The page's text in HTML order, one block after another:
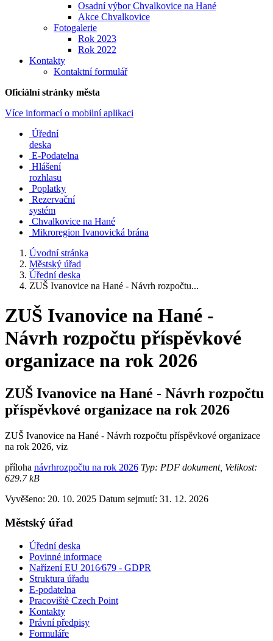
Osadní výbor Chvalkovice na Hané
Akce Chvalkovice
Fotogalerie
Rok 2023
Rok 2022
Kontakty
Kontaktní formulář
Oficiální stránky města
Více informací o mobilní aplikaci
Úřední
deska
E-Podatelna
Hlášení
rozhlasu
Poplatky
Rezervační
systém
Chvalkovice na Hané
Mikroregion Ivanovická brána
Úvodní stránka
Městský úřad
Úřední deska
ZUŠ Ivanovice na Hané - Návrh rozpočtu...
ZUŠ Ivanovice na Hané -
Návrh rozpočtu příspěvkové
organizace na rok 2026
ZUŠ Ivanovice na Hané - Návrh rozpočtu
příspěvkové organizace na rok 2026
ZUŠ Ivanovice na Hané - Návrh rozpočtu příspěvkové organizace
na rok 2026, viz
příloha návrhrozpočtu na rok 2026 Typ: PDF dokument, Velikost:
629.7 kB
Vyvěšeno: 20. 10. 2025 Datum sejmutí: 31. 12. 2026
Městský úřad
Úřední deska
Povinné informace
Nařízení EU 2016⁄679 - GDPR
Struktura úřadu
E-podatelna
Pracoviště Czech Point
Kontakty
Právní předpisy
Formuláře